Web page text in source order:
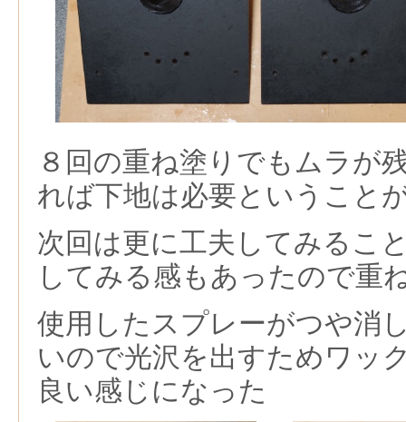
８回の重ね塗りでもムラが
れば下地は必要ということ
次回は更に工夫してみるこ
してみる感もあったので重
使用したスプレーがつや消
いので光沢を出すためワッ
良い感じになった